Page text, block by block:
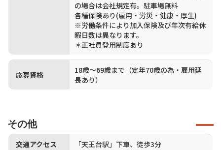
の場合は会社規定有。駐車場無料
各種保険あり(雇用・労災・健康・厚生)
※労働条件により加入保険及び年次有給休
暇日数は異なります。
＊正社員登用制度あり
応募資格
18歳～69歳まで（定年70歳の為・雇用延
長あり）
その他
交通アクセス 「天王台駅」下車、徒歩3分